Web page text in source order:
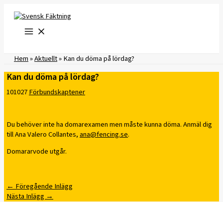
innehåll
Hem»Aktuellt»Kan du döma på lördag?
Kan du döma på lördag?
101027Förbundskaptener
Du behöver inte ha domarexamen men måste kunna döma. Anmäl dig
till Ana Valero Collantes,ana@fencing.se.
Domararvode utgår.
← Föregående Inlägg
Nästa Inlägg →